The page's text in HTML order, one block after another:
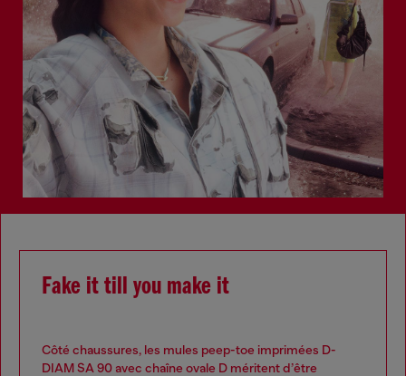
Fake it till you make it
Côté chaussures, les mules peep-toe imprimées D-
DIAM SA 90 avec chaîne ovale D méritent d’être